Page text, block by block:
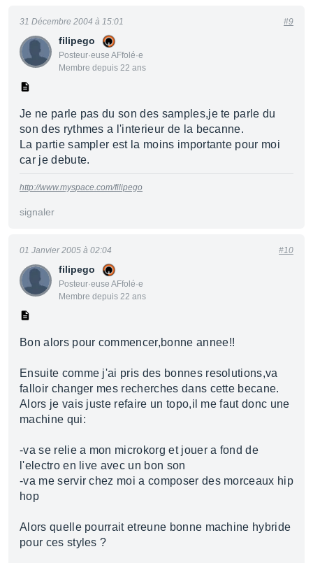
filipego
Posteur·euse AFfolé·e
Membre depuis 22 ans
31 Décembre 2004 à 15:01 #9
Je ne parle pas du son des samples,je te parle du
son des rythmes a l'interieur de la becanne.
La partie sampler est la moins importante pour moi
car je debute.
http://www.myspace.com/filipego
signaler
filipego
Posteur·euse AFfolé·e
Membre depuis 22 ans
01 Janvier 2005 à 02:04 #10
Bon alors pour commencer,bonne annee!!
Ensuite comme j'ai pris des bonnes resolutions,va
falloir changer mes recherches dans cette becane.
Alors je vais juste refaire un topo,il me faut donc une
machine qui:
-va se relie a mon microkorg et jouer a fond de
l'electro en live avec un bon son
-va me servir chez moi a composer des morceaux hip
hop
Alors quelle pourrait etreune bonne machine hybride
pour ces styles ?